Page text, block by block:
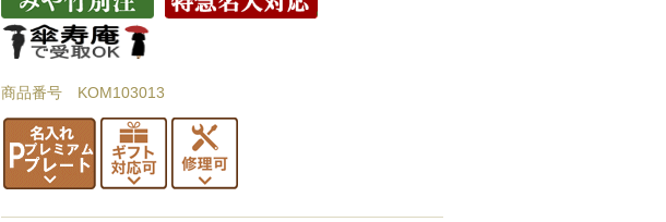
商品番号 KOM103013